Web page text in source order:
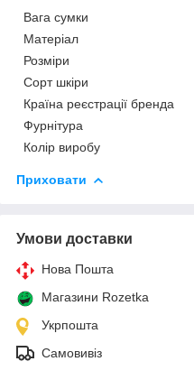
Вага сумки
Матеріал
Розміри
Сорт шкіри
Країна реєстрації бренда
Фурнітура
Колір виробу
Приховати
Умови доставки
Нова Пошта
Магазини Rozetka
Укрпошта
Самовивіз